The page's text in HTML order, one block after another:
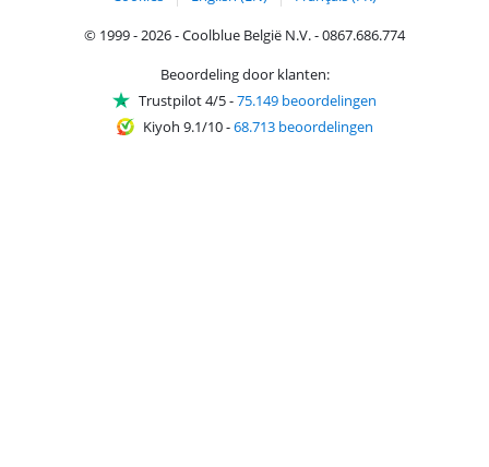
© 1999 - 2026 - Coolblue België N.V. - 0867.686.774
Beoordeling door klanten:
Trustpilot 4/5-75.149 beoordelingen
Kiyoh 9.1/10-68.713 beoordelingen